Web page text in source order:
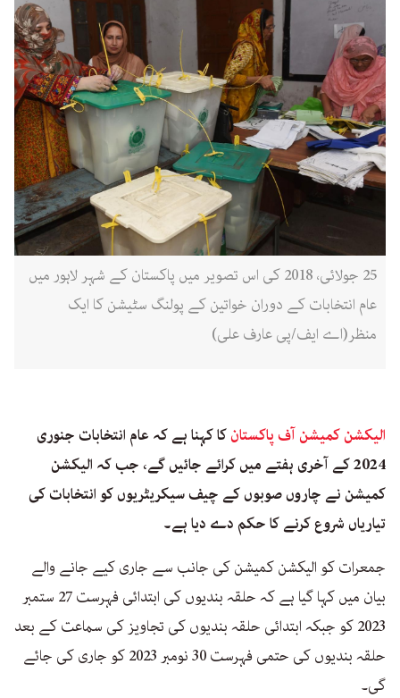
25 جولائی، 2018 کی اس تصویر میں پاکستان کے شہر لاہور میں
عام انتخابات کے دوران خواتین کے پولنگ سٹیشن کا ایک
منظر(اے ایف/پی عارف علی)
الیکشن کمیشن آف پاکستانکا کہنا ہے کہ عام انتخابات جنوری
2024 کے آخری ہفتے میں کرائے جائیں گے، جب کہ الیکشن
کمیشن نے چاروں صوبوں کے چیف سیکریٹریوں کو انتخابات کی
تیاریاں شروع کرنے کا حکم دے دیا ہے۔
جمعرات کو الیکشن کمیشن کی جانب سے جاری کیے جانے والے
بیان میں کہا گیا ہے کہ حلقہ بندیوں کی ابتدائی فہرست 27 ستمبر
2023 کو جبکہ ابتدائی حلقہ بندیوں کی تجاویز کی سماعت کے بعد
حلقہ بندیوں کی حتمی فہرست 30 نومبر 2023 کو جاری کی جائے
گی۔